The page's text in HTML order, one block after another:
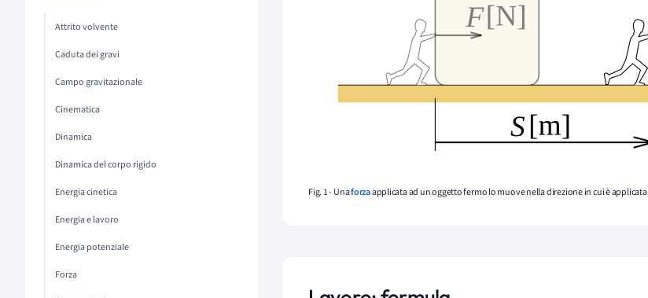
Attrito volvente
Caduta dei gravi
Campo gravitazionale
Cinematica
Dinamica
Dinamica del corpo rigido
Energia cinetica
Energia e lavoro
Energia potenziale
Forza
Fig. 1 - Unaforzaapplicata ad un oggetto fermo lo muove nella direzione in cui è applicata